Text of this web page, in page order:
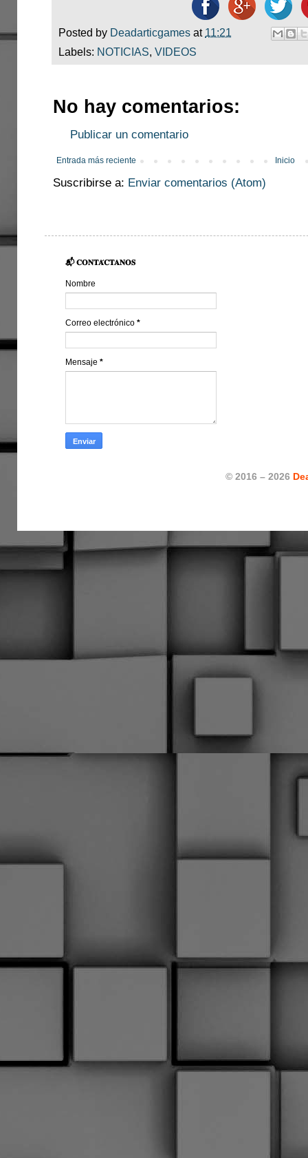
Posted by Deadarticgames at 11:21
Labels: NOTICIAS, VIDEOS
No hay comentarios:
Publicar un comentario
Entrada más reciente Inicio
Suscribirse a: Enviar comentarios (Atom)
📬 𝐂𝐎𝐍𝐓𝐀́𝐂𝐓𝐀𝐍𝐎𝐒
Nombre
Correo electrónico *
Mensaje *
© 2016 – 2026